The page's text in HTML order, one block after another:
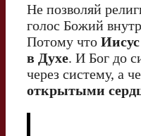
Не позволяй
голос Божий
Потому что
в Духе. И Бог до
через систему, а
открытыми